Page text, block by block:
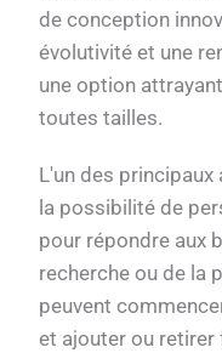
de conception
évolutivité et une
une option
toutes tailles.
L'un des
la possibilité de
pour répondre aux
recherche ou de la
peuvent
et ajouter ou